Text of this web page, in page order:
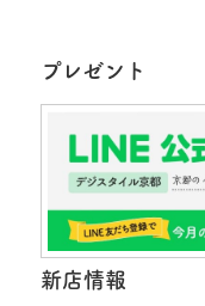
プレゼント
新店情報